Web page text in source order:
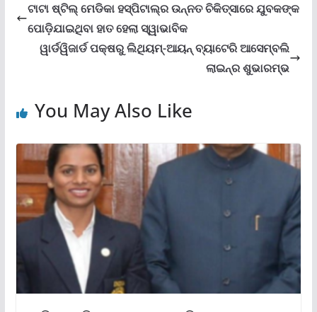
ଟାଟା ଷ୍ଟିଲ୍ ମେଡିକା ହସ୍ପିଟାଲ୍‌ର ଉନ୍ନତ ଚିକିତ୍ସାରେ ଯୁବକଙ୍କ
ପୋଡ଼ିଯାଇଥିବା ହାତ ହେଲା ସ୍ୱାଭାବିକ
ୱାର୍ଡୱିଜାର୍ଡ ପକ୍ଷରୁ ଲିଥିୟମ୍‌-ଆୟନ୍ ବ୍ୟାଟେରି ଆସେମ୍ବଲି
ଲାଇନ୍‌ର ଶୁଭାରମ୍ଭ
You May Also Like